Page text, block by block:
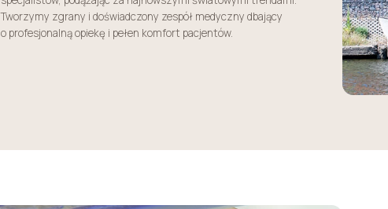
Tworzymy zgrany i doświadczony zespół medyczny dbający
o profesjonalną opiekę i pełen komfort pacjentów.